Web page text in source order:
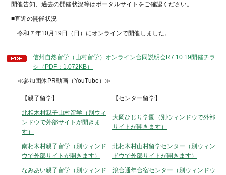
開催告知、過去の開催状況等はポータルサイトをご確認ください。
■直近の開催状況
令和７年10月19日（日）にオンラインで開催しました。
信州自然留学（山村留学）オンライン合同説明会R7.10.19開催チラ
シ（PDF：1,072KB）
≪参加団体PR動画（YouTube）≫
【親子留学】 【センター留学】
北相木村親子山村留学（別ウィ
ンドウで外部サイトが開きま
す）
大岡ひじり学園（別ウィンドウで外部
サイトが開きます）
南相木村親子留学（別ウィンド
ウで外部サイトが開きます）
北相木村山村留学センター（別ウィン
ドウで外部サイトが開きます）
なみあい親子留学（別ウィンド
浪合通年合宿センター（別ウィンドウ